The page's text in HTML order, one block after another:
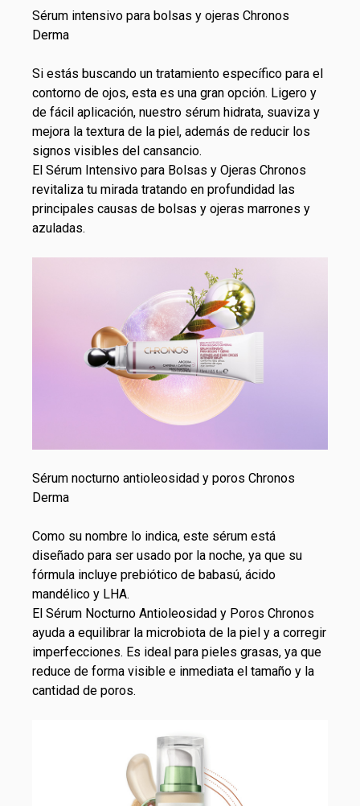
Sérum intensivo para bolsas y ojeras Chronos
Derma
Si estás buscando un tratamiento específico para el
contorno de ojos, esta es una gran opción. Ligero y
de fácil aplicación, nuestro sérum hidrata, suaviza y
mejora la textura de la piel, además de reducir los
signos visibles del cansancio.
El Sérum Intensivo para Bolsas y Ojeras Chronos
revitaliza tu mirada tratando en profundidad las
principales causas de bolsas y ojeras marrones y
azuladas.
Sérum nocturno antioleosidad y poros Chronos
Derma
Como su nombre lo indica, este sérum está
diseñado para ser usado por la noche, ya que su
fórmula incluye prebiótico de babasú, ácido
mandélico y LHA.
El Sérum Nocturno Antioleosidad y Poros Chronos
ayuda a equilibrar la microbiota de la piel y a corregir
imperfecciones. Es ideal para pieles grasas, ya que
reduce de forma visible e inmediata el tamaño y la
cantidad de poros.